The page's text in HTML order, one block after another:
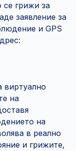
се грижи за
заявление за
и GPS
на
на
в реално
и грижите,